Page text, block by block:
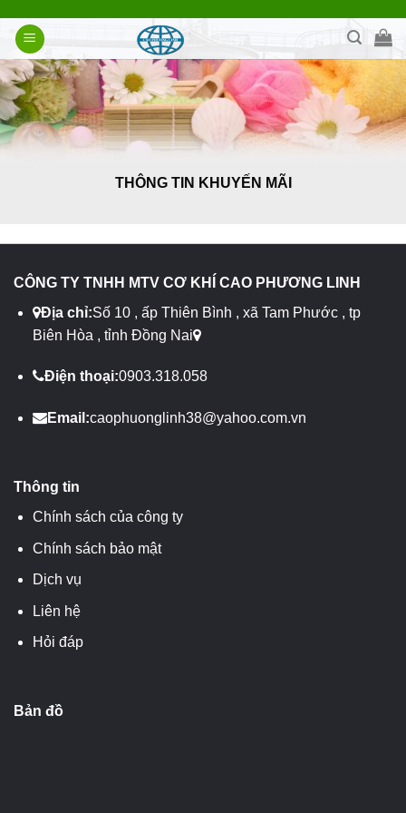
qua
nội
dung
THÔNG TIN KHUYẾN MÃI
CÔNG TY TNHH MTV CƠ KHÍ CAO PHƯƠNG LINH
Địa chỉ:Số 10 , ấp Thiên Bình , xã Tam Phước , tp
Biên Hòa , tỉnh Đồng Nai
Điện thoại:0903.318.058
Email:caophuonglinh38@yahoo.com.vn
Thông tin
Chính sách của công ty
Chính sách bảo mật
Dịch vụ
Liên hệ
Hỏi đáp
Bản đồ